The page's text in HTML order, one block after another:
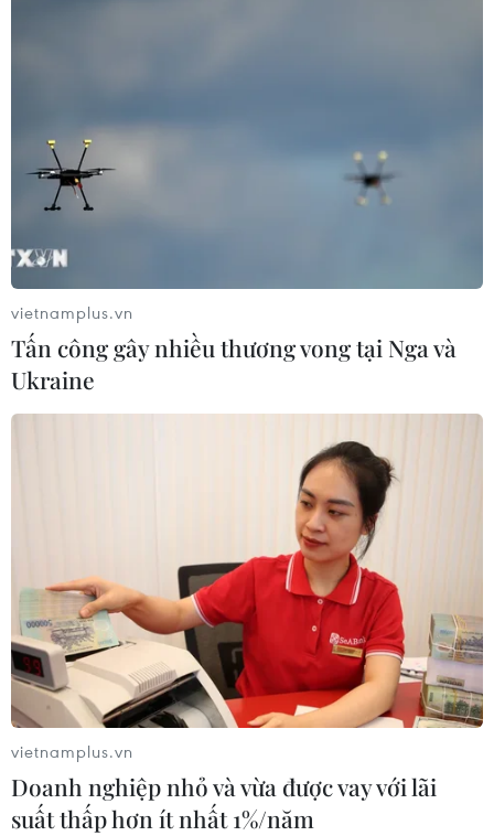
Thỏa thuận hạt nhân Iran: Việc tuân thủ
hoàn toàn đã ở trong tầm tay?
15/08/2022 09:09
Bản dự thảo cuối cùng xác định các bước mà Iran-Mỹ
thỏa thuận hạt nhân Iran ban đầu năm 2015 với tên gọi
vietnamplus.vn
Tấn công gây nhiều thương vong tại Nga và
Ukraine
vietnamplus.vn
Doanh nghiệp nhỏ và vừa được vay với lãi
suất thấp hơn ít nhất 1%/năm